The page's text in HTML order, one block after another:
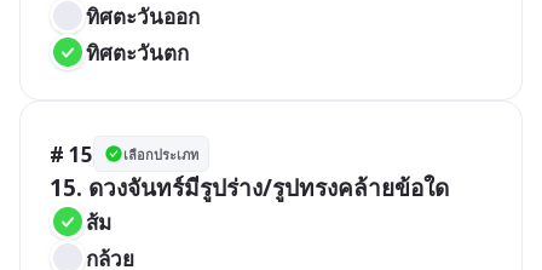
ทิศตะวันออก
ทิศตะวันตก
# 15 เลือกประเภท
15. ดวงจันทร์มีรูปร่าง/รูปทรงคล้ายข้อใด
ส้ม
กล้วย